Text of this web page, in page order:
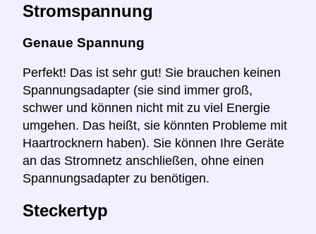
Stromspannung
Genaue Spannung
Perfekt! Das ist sehr gut! Sie brauchen keinen
Spannungsadapter (sie sind immer groß,
schwer und können nicht mit zu viel Energie
umgehen. Das heißt, sie könnten Probleme mit
Haartrocknern haben). Sie können Ihre Geräte
an das Stromnetz anschließen, ohne einen
Spannungsadapter zu benötigen.
Steckertyp